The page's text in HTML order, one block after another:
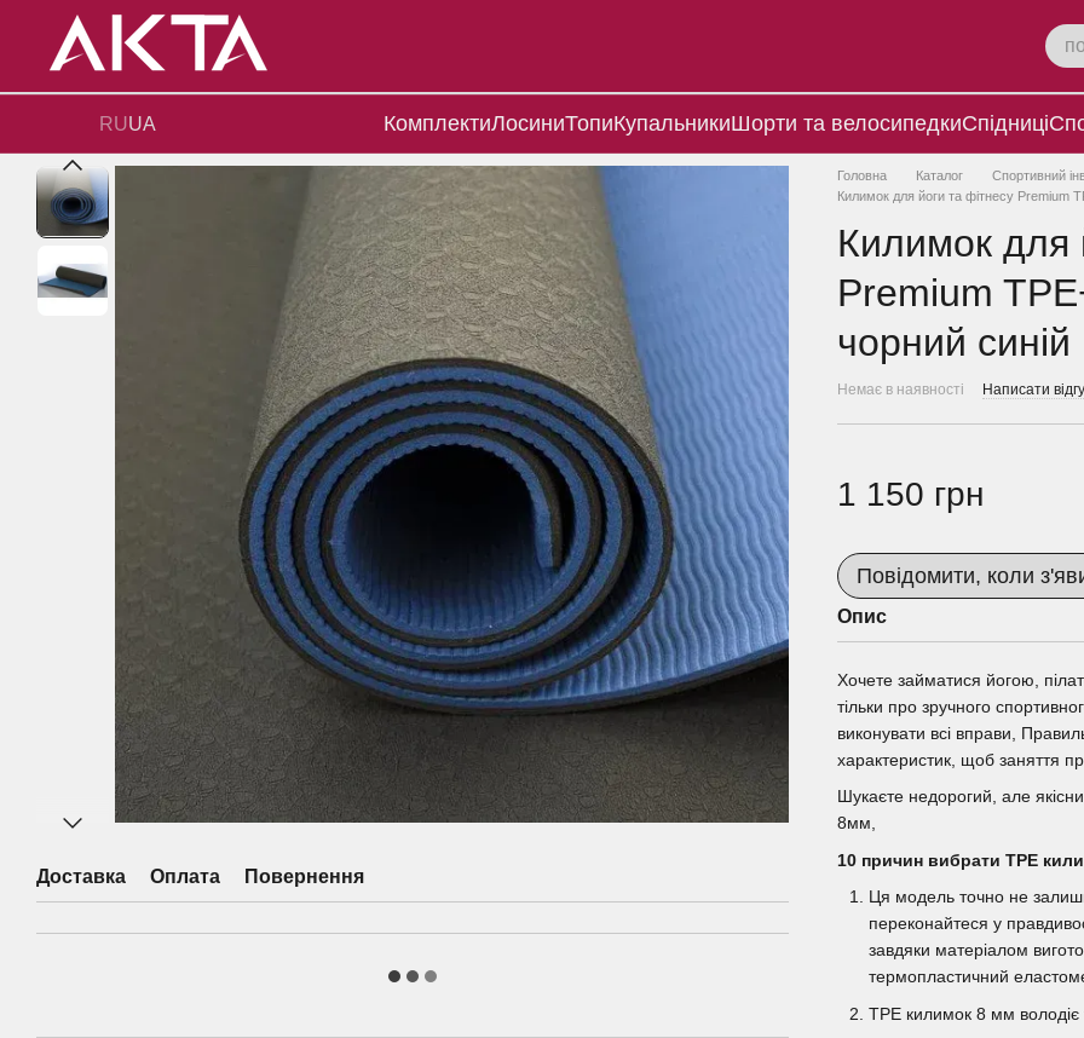
Перейти до основного контенту
RUUA КомплектиЛосиниТопиКупальникиШорти та велосипедкиСпідниці
Доставка Оплата Повернення
Головна Каталог Спортивний
Килимок для йоги та фітнесу Premium
Килимок для
Premium
чорний синій
Немає в наявності Написати
1 150 грн
Повідомити, коли
Опис
Хочете займатися йогою,
тільки про зручного
виконувати всі вправи,
характеристик, щоб заняття
Шукаєте недорогий, але
8мм,
10 причин вибрати TPE
Ця модель точно не
переконайтеся у
завдяки матеріалом
термопластичний
TPE килимок 8 мм